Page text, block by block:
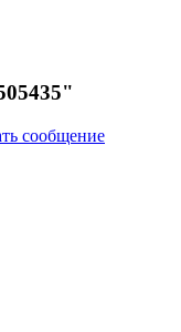
сообщение